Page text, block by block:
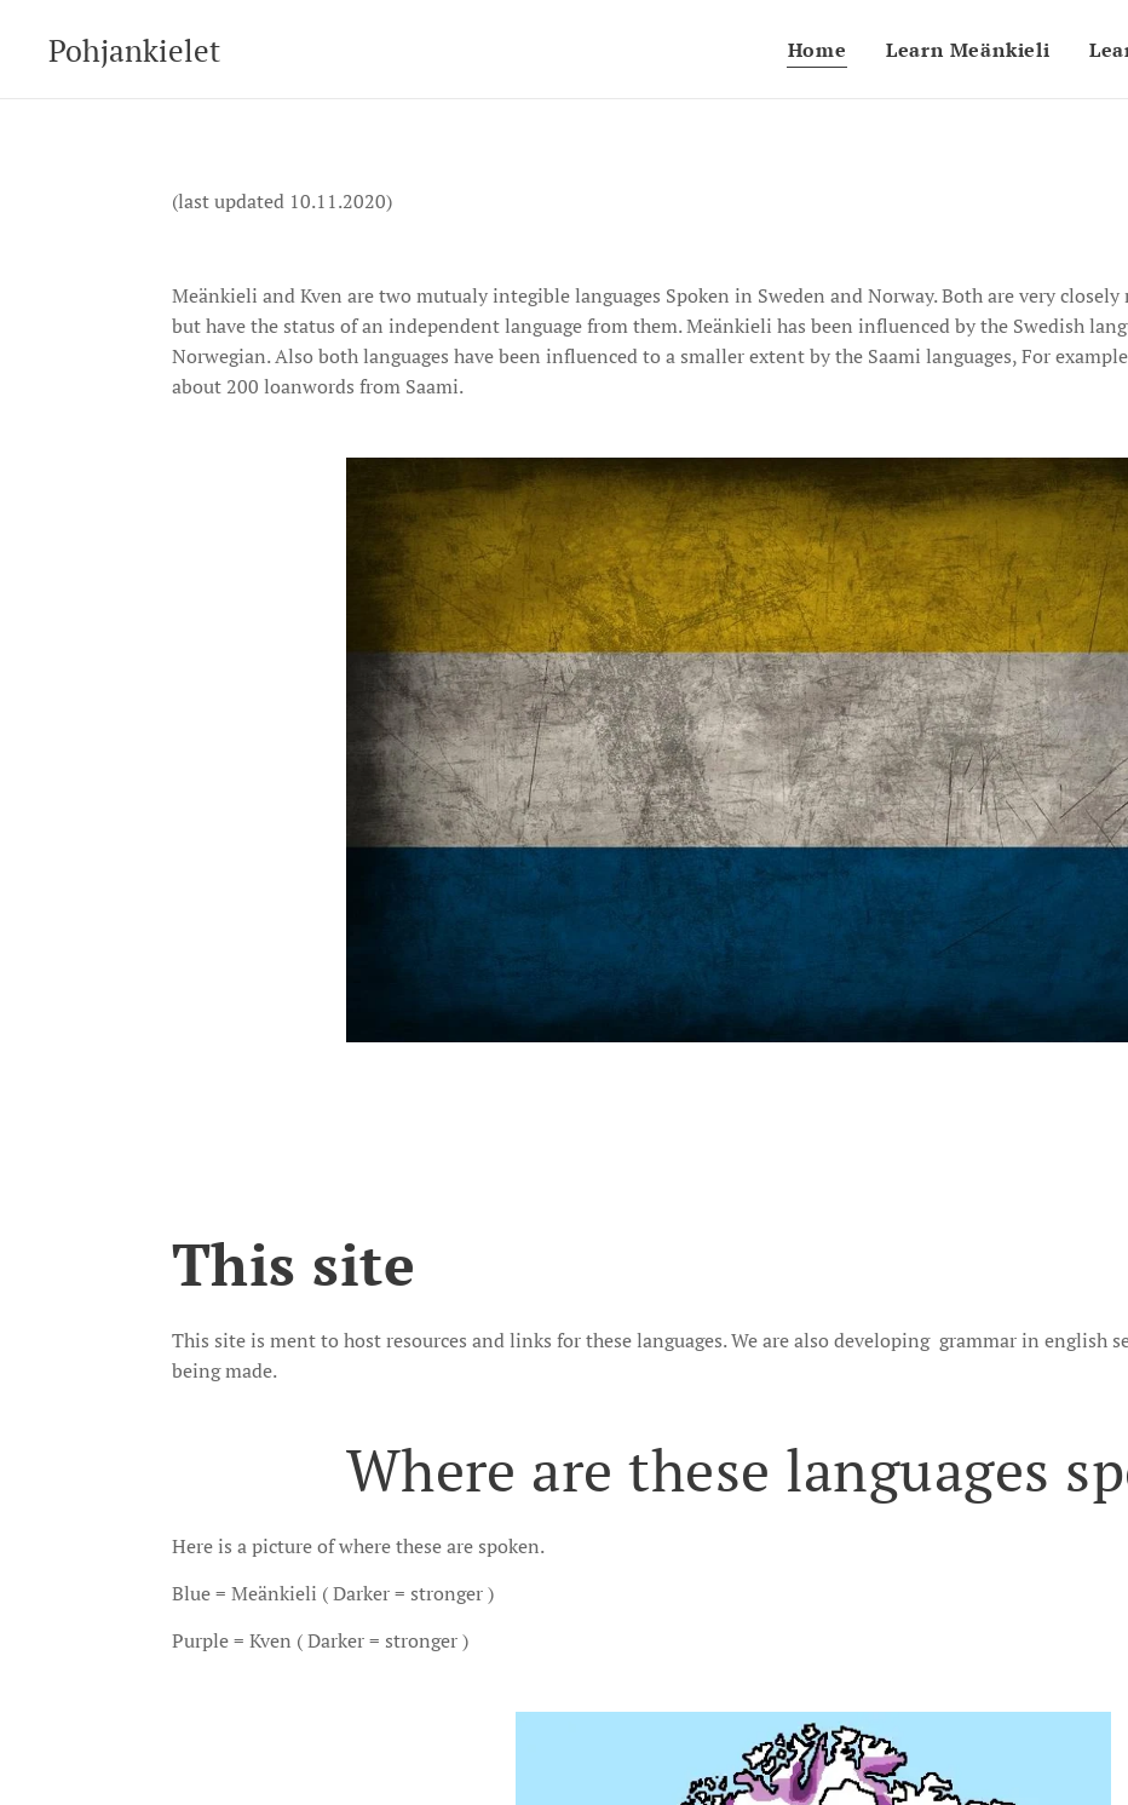
Pohjankielet Home Learn Meänkieli
(last updated 10.11.2020)
Meänkieli and Kven are two mutualy integible languages Spoken in Sweden and Norway. Both are very
but have the status of an independent language from them. Meänkieli has been influenced by the Swedish
Norwegian. Also both languages have been influenced to a smaller extent by the Saami languages, For
about 200 loanwords from Saami.
This site
This site is ment to host resources and links for these languages. We are also developing grammar in english
being made.
Where are these languages
Here is a picture of where these are spoken.
Blue = Meänkieli ( Darker = stronger )
Purple = Kven ( Darker = stronger )